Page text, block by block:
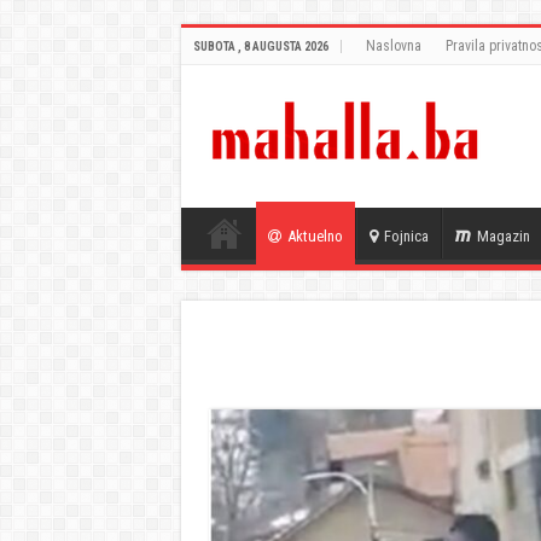
SUBOTA , 8 AUGUSTA 2026 Naslovna Pravila
Aktuelno Fojnica Magazin